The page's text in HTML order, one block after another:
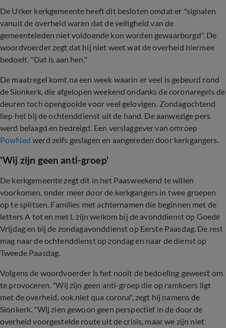
De Urker kerkgemeente heeft dit besloten omdat er "signalen
vanuit de overheid waren dat de veiligheid van de
gemeenteleden niet voldoende kon worden gewaarborgd". De
woordvoerder zegt dat hij niet weet wat de overheid hiermee
bedoelt. "Dat is aan hen."
De maatregel komt na een week waarin er veel is gebeurd rond
de Sionkerk, die afgelopen weekend ondanks de coronaregels de
deuren toch opengooide voor veel gelovigen. Zondagochtend
liep het bij de ochtenddienst uit de hand. De aanwezige pers
werd belaagd en bedreigd. Een verslaggever van omroep
PowNedwerd zelfs geslagen en aangereden door kerkgangers.
'Wij zijn geen anti-groep'
De kerkgemeente zegt dit in het Paasweekend te willen
voorkomen, onder meer door de kerkgangers in twee groepen
op te splitsen. Families met achternamen die beginnen met de
letters A tot en met L zijn welkom bij de avonddienst op Goede
Vrijdag en bij de zondagavonddienst op Eerste Paasdag. De rest
mag naar de ochtenddienst op zondag en naar de dienst op
Tweede Paasdag.
Volgens de woordvoerder is het nooit de bedoeling geweest om
te provoceren. "Wij zijn geen anti-groep die op ramkoers ligt
met de overheid, ook niet qua corona", zegt hij namens de
Sionkerk. "Wij zien gewoon geen perspectief in de door de
overheid voorgestelde route uit de crisis, maar we zijn niet